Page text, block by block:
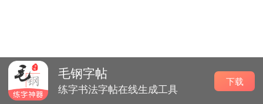
毛钢字帖
练字书法字帖在线生成工具
下载